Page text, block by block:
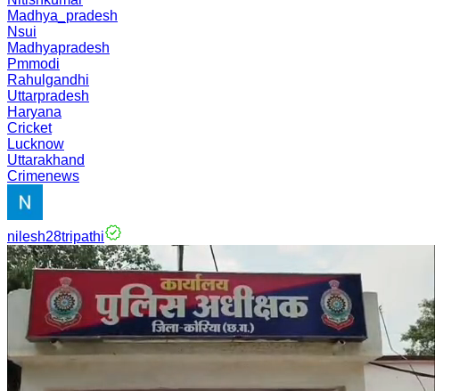
Madhya_pradesh
Nsui
Madhyapradesh
Pmmodi
Rahulgandhi
Uttarpradesh
Haryana
Cricket
Lucknow
Uttarakhand
Crimenews
nilesh28tripathi